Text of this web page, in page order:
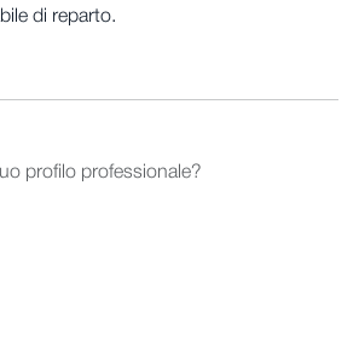
di reparto.
profilo professionale?